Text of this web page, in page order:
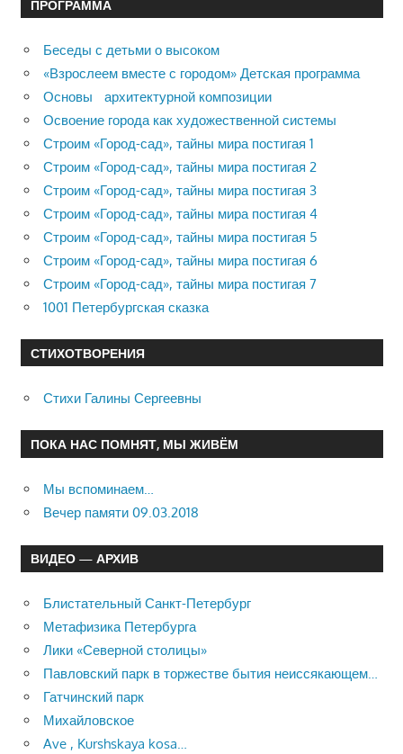
ПРОГРАММА
Беседы с детьми о высоком
«Взрослеем вместе с городом» Детская программа
Основы архитектурной композиции
Освоение города как художественной системы
Строим «Город-сад», тайны мира постигая 1
Строим «Город-сад», тайны мира постигая 2
Строим «Город-сад», тайны мира постигая 3
Строим «Город-сад», тайны мира постигая 4
Строим «Город-сад», тайны мира постигая 5
Строим «Город-сад», тайны мира постигая 6
Строим «Город-сад», тайны мира постигая 7
1001 Петербургская сказка
СТИХОТВОРЕНИЯ
Стихи Галины Сергеевны
ПОКА НАС ПОМНЯТ, МЫ ЖИВЁМ
Мы вспоминаем…
Вечер памяти 09.03.2018
ВИДЕО — АРХИВ
Блистательный Санкт-Петербург
Метафизика Петербурга
Лики «Северной столицы»
Павловский парк в торжестве бытия неиссякающем…
Гатчинский парк
Михайловское
Ave , Kurshskaya kosa…